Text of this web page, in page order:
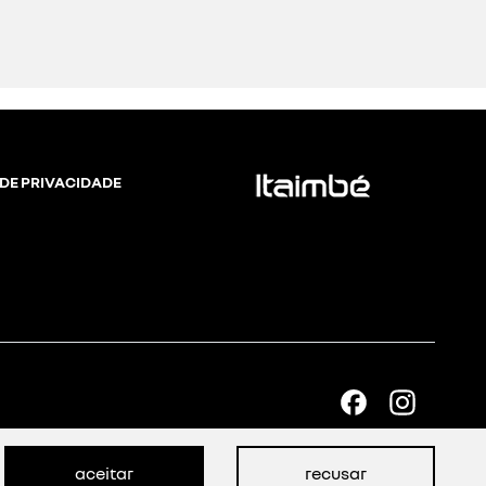
PRIVACIDADE
aceitar recusar